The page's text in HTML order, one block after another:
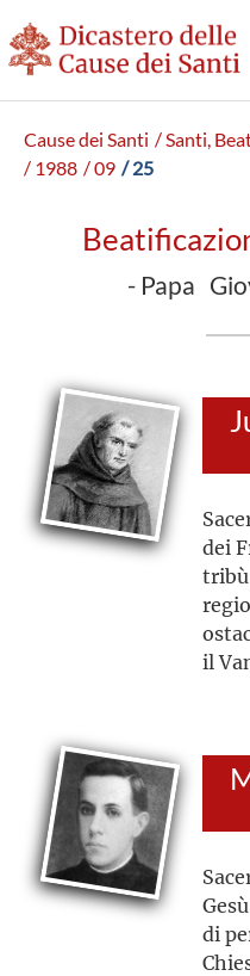
Cause dei Santi / Santi,
/ 1988 / 09 / 25
- Papa
dei
tribù
il
dei
di